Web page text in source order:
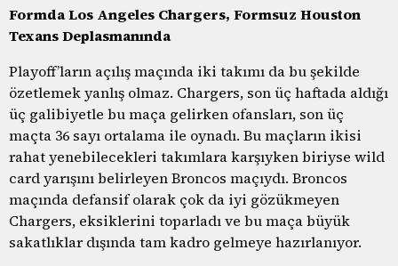
Formda Los Angeles Chargers, Formsuz Houston
Texans Deplasmanında
Playoff’ların açılış maçında iki takımı da bu şekilde
özetlemek yanlış olmaz. Chargers, son üç haftada aldığı
üç galibiyetle bu maça gelirken ofansları, son üç
maçta 36 sayı ortalama ile oynadı. Bu maçların ikisi
rahat yenebilecekleri takımlara karşıyken biriyse wild
card yarışını belirleyen Broncos maçıydı. Broncos
maçında defansif olarak çok da iyi gözükmeyen
Chargers, eksiklerini toparladı ve bu maça büyük
sakatlıklar dışında tam kadro gelmeye hazırlanıyor.